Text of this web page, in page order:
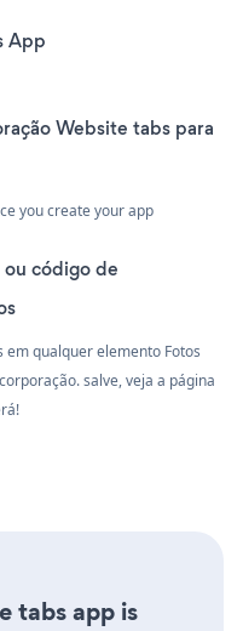
App
Website tabs para
you create your app
código de
em qualquer elemento Fotos
salve, veja a página
tabs app is